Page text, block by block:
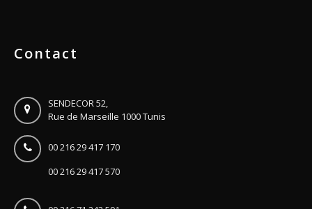
Contact
SENDECOR 52,
Rue de Marseille 1000 Tunis
00 216 29 417 170
00 216 29 417 570